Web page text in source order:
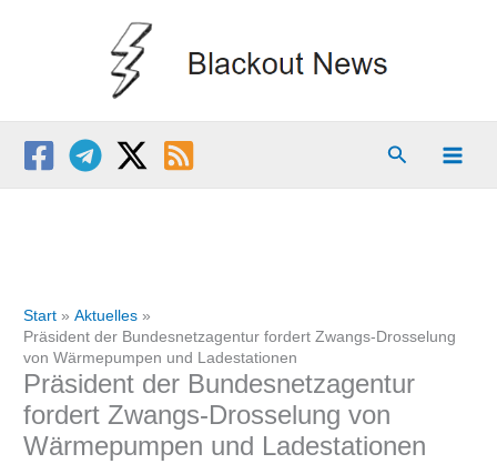
Suchen
Start
Aktuelles
Präsident der Bundesnetzagentur fordert Zwangs-Drosselung
von Wärmepumpen und Ladestationen
Präsident der Bundesnetzagentur
fordert Zwangs-Drosselung von
Wärmepumpen und Ladestationen